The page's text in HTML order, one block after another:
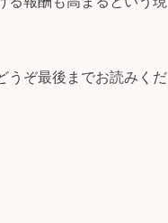
うぞ最後までお読みくだ